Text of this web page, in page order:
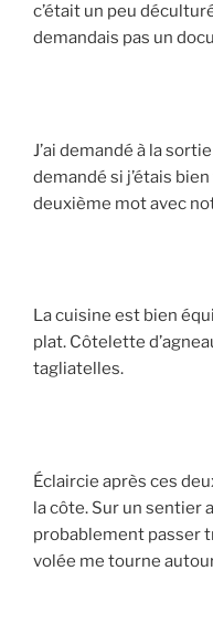
c’était un peu
demandais pas un
J’ai demandé à la
demandé si j’étais
deuxième mot avec
La cuisine est bien
plat. Côtelette
tagliatelles.
Éclaircie après ces
la côte. Sur un sentier
probablement passer
volée me tourne